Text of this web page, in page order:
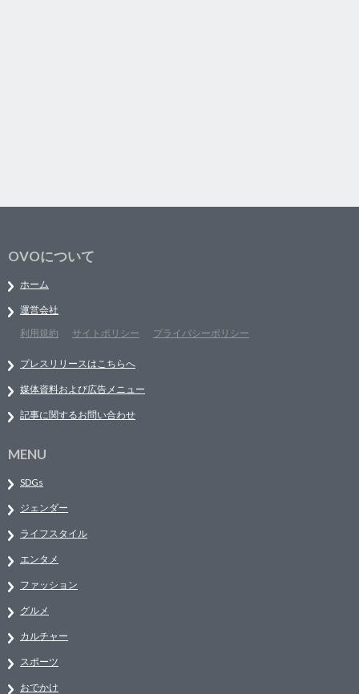
OVOについて
ホーム
運営会社
利用規約
サイトポリシー プライバシーポリシー
プレスリリースはこちらへ
媒体資料および広告メニュー
記事に関するお問い合わせ
MENU
SDGs
ジェンダー
ライフスタイル
エンタメ
ファッション
グルメ
カルチャー
スポーツ
おでかけ